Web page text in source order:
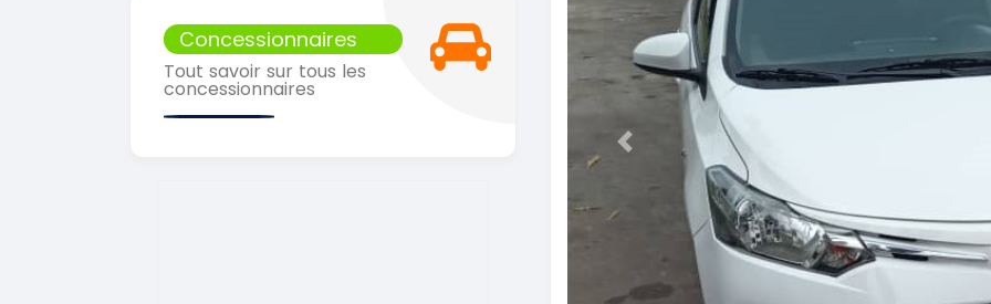
Concessionnaires
Tout savoir sur tous les
concessionnaires
Previous